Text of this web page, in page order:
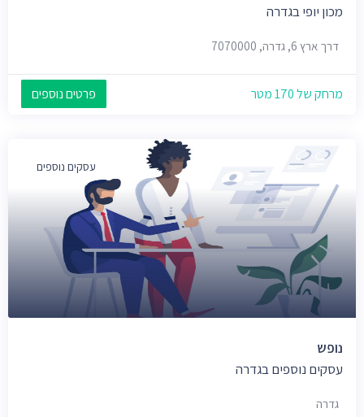
מכון יופי בגדרה
דרך ארץ 6, גדרה, 7070000
מרחק של 170 מטר פרטים נוספים
עסקים נוספים
נופש
עסקים נוספים בגדרה
גדרה